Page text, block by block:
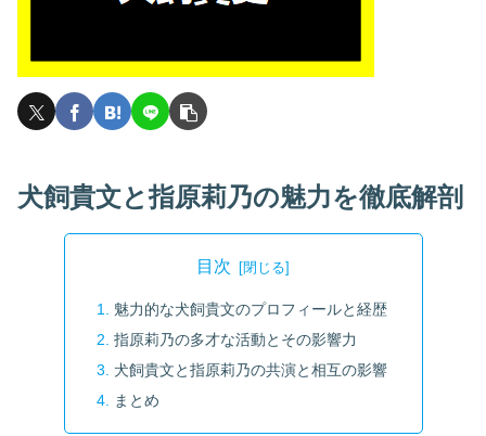
犬飼貴文と指原莉乃の魅力を徹底解剖
目次
魅力的な犬飼貴文のプロフィールと経歴
指原莉乃の多才な活動とその影響力
犬飼貴文と指原莉乃の共演と相互の影響
まとめ